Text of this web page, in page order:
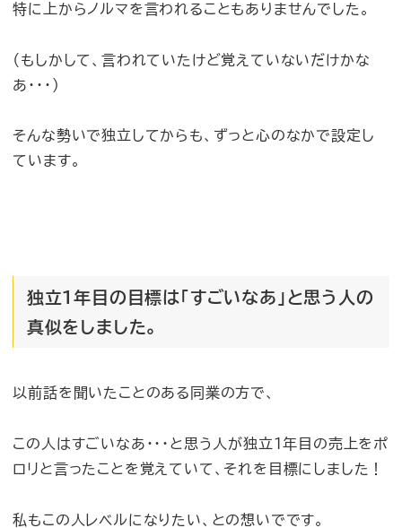
特に上からノルマを言われることもありませんでした。
（もしかして、言われていたけど覚えていないだけかな
あ・・・）
そんな勢いで独立してからも、ずっと心のなかで設定し
ています。
独立1年目の目標は「すごいなあ」と思う人の
真似をしました。
以前話を聞いたことのある同業の方で、
この人はすごいなあ・・・と思う人が独立1年目の売上をポ
ロリと言ったことを覚えていて、それを目標にしました！
私もこの人レベルになりたい、との想いでです。